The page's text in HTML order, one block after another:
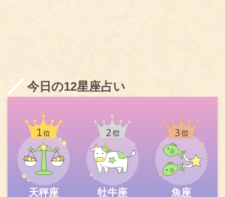
今日の12星座占い
天秤座 牡牛座 魚座